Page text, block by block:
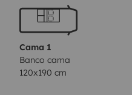
🔧 Features
Hot water + outdoor shower
Cama 1
Banco cama
120x190 cm